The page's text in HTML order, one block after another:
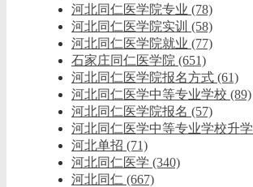
河北同仁医学院专业 (78)
河北同仁医学院实训 (58)
河北同仁医学院就业 (77)
石家庄同仁医学院 (651)
河北同仁医学院报名方式 (61)
河北同仁医学中等专业学校 (89)
河北同仁医学院报名 (57)
河北同仁医学中等专业学校升学
河北单招 (71)
河北同仁医学 (340)
河北同仁 (667)